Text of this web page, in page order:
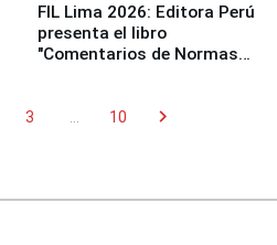
FIL Lima 2026: Editora Perú
presenta el libro
"Comentarios de Normas
3 10 chevron_right